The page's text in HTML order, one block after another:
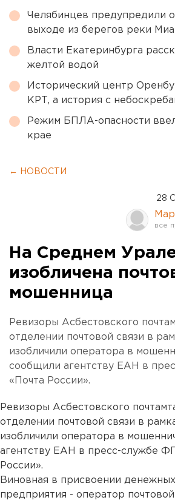
Челябинцев предупредили
выходе из берегов реки
Власти Екатеринбурга
желтой водой
Исторический центр
КРТ, а история с
Режим БПЛА-опасности
крае
← НОВОСТИ
28
На Среднем
изобличена
мошенница
Ревизоры Асбестовского
отделении почтовой связи в
изобличили оператора в
сообщили агентству ЕАН в
«Почта России».
Ревизоры Асбестовского
отделении почтовой связи в
изобличили оператора в
агентству ЕАН в пресс-службе
России».
Виновная в присвоении
предприятия - оператор